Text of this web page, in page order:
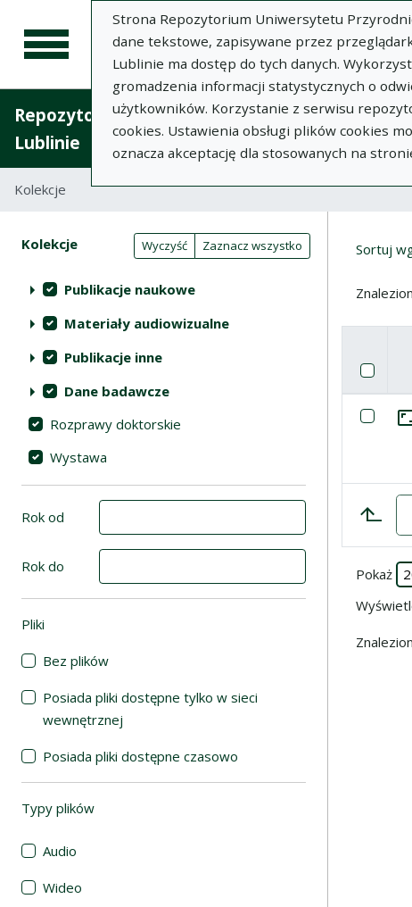
Strona Repozytorium Uniwersytetu
dane tekstowe, zapisywane przez
Lublinie ma dostęp do tych danych.
gromadzenia informacji statystycznych o
użytkowników. Korzystanie z serwisu
cookies. Ustawienia obsługi plików cookies
oznacza akceptację dla stosowanych na
Repozytorium Uniwersytetu Przyrodniczego w
Lublinie
Kolekcje
Tabela wyników wyszukiwania
Filtry wyszukiwania (automatyczne
Akcje na kolekcjach Wyczyść Zaznacz wszystko
Kolekcje (automatyczne przeładowanie treści)
Publikacje naukowe
Materiały audiowizualne
Publikacje inne
Dane badawcze
Rozprawy doktorskie
Wystawa
Rok od
Rok do
Pliki
Bez plików
Posiada pliki dostępne tylko w sieci
wewnętrznej
Posiada pliki dostępne czasowo
Typy plików
Audio
Wideo
Sortuj
Lista pozycji
Pole
Pokaż